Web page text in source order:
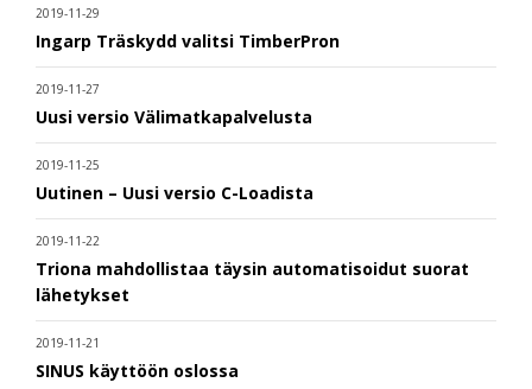
2019-11-29
Ingarp Träskydd valitsi TimberPron
2019-11-27
Uusi versio Välimatkapalvelusta
2019-11-25
Uutinen – Uusi versio C-Loadista
2019-11-22
Triona mahdollistaa täysin automatisoidut suorat
lähetykset
2019-11-21
SINUS käyttöön oslossa